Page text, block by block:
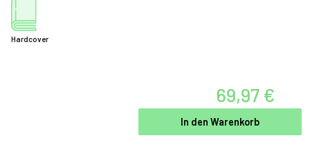
Hardcover
69,97 €
In den Warenkorb